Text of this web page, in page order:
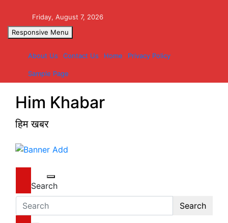
content
Friday, August 7, 2026
Responsive Menu
About Us Contact Us Home Privacy Policy
Sample Page
Him Khabar
हिम खबर
Search
Search